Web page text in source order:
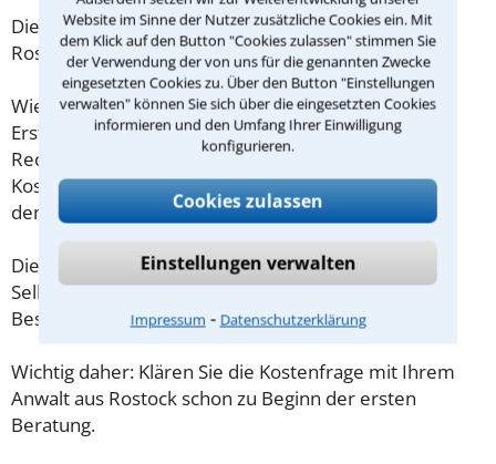
Website im Sinne der Nutzer zusätzliche Cookies ein. Mit
dem Klick auf den Button "Cookies zulassen" stimmen Sie
der Verwendung der von uns für die genannten Zwecke
eingesetzten Cookies zu. Über den Button "Einstellungen
verwalten" können Sie sich über die eingesetzten Cookies
informieren und den Umfang Ihrer Einwilligung
konfigurieren.
Cookies zulassen
Einstellungen verwalten
Impressum ⁃ Datenschutzerklärung
Die Kosten eines Anwalts für Unterhaltszahlung in
Rostock sind oft geringer als gedacht!
Wieviel ein Rechtsanwalt in Rostock für eine
Erstberatung verlangen darf, ist in §34 des
Rechtsanwaltsvergütungsgesetz (RVG) geregelt. Die
Kosten für das erste Beratungsgespräch betragen
demnach maximal 190,00 € zzgl. MwSt.
Diese Regelung gilt jedoch nur für Verbraucher. Für
Selbstständige oder Freiberufler gilt diese
Beschränkung nicht.
Wichtig daher: Klären Sie die Kostenfrage mit Ihrem
Anwalt aus Rostock schon zu Beginn der ersten
Beratung.